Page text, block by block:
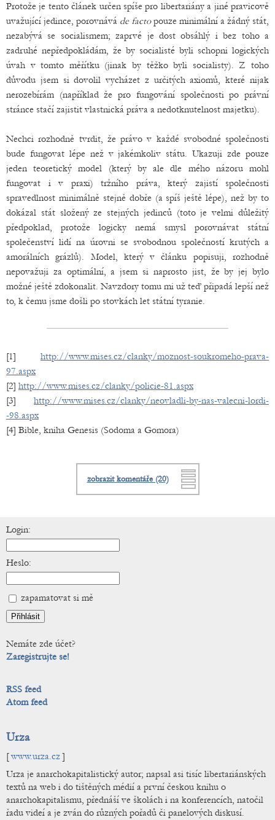
Protože je tento článek určen spíše pro libertariány a jiné pravicově
uvažující jedince, porovnává de factopouze minimální a žádný stát,
nezabývá se socialismem; zaprvé je dost obsáhlý i bez toho a
zadruhé nepředpokládám, že by socialisté byli schopni logických
úvah v tomto měřítku (jinak by těžko byli socialisty). Z toho
důvodu jsem si dovolil vycházet z určitých axiomů, které nijak
nerozebírám (například že pro fungování společnosti po právní
stránce stačí zajistit vlastnická práva a nedotknutelnost majetku).
Nechci rozhodně tvrdit, že právo v každé svobodné společnosti
bude fungovat lépe než v jakémkoliv státu. Ukazuji zde pouze
jeden teoretický model (který by ale dle mého názoru mohl
fungovat i v praxi) tržního práva, který zajistí společnosti
spravedlnost minimálně stejně dobře (a spíš ještě lépe), než by to
dokázal stát složený ze stejných jedinců (toto je velmi důležitý
předpoklad, protože logicky nemá smysl porovnávat státní
společenství lidí na úrovni se svobodnou společností krutých a
amorálních grázlů). Model, který v článku popisuji, rozhodně
nepovažuji za optimální, a jsem si naprosto jist, že by jej bylo
možné ještě zdokonalit. Navzdory tomu mi už teď připadá lepší než
to, k čemu jsme došli po stovkách let státní tyranie.
[1] http://www.mises.cz/clanky/moznost-soukromeho-prava-
97.aspx
[2] http://www.mises.cz/clanky/policie-81.aspx
[3] http://www.mises.cz/clanky/neovladli-by-nas-valecni-lordi-
-98.aspx
[4] Bible, kniha Genesis (Sodoma a Gomora)
zobrazit komentáře (20)
Login:
Heslo:
zapamatovat si mě
Nemáte zde účet?
Zaregistrujte se!
RSS feed
Atom feed
Urza
[www.urza.cz]
Urza je anarchokapitalistický autor; napsal asi tisíc libertariánských
textů na web i do tištěných médií a první českou knihu o
anarchokapitalismu, přednáší ve školách i na konferencích, natočil
řadu videí a je zván do různých pořadů či panelových diskusí.